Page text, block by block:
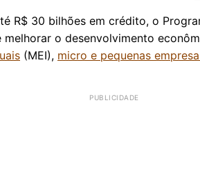
R$ 30 bilhões em crédito, o
o desenvolvimento
(MEI), micro e pequenas